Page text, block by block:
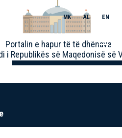
Portalin e hapur të të dhënave
i Republikës së Maqedonisë së
MK AL EN
Toggle